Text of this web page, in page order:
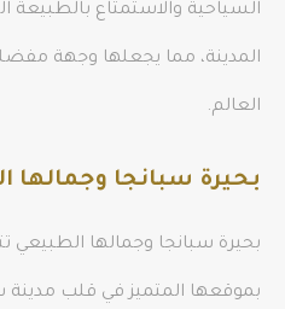
السياحية والاستمتاع بالطبيعة
المدينة، مما يجعلها وجهة
العالم.
بحيرة سبانجا وجمالها
بحيرة سبانجا وجمالها الطبيعي
بموقعها المتميز في قلب مدينة